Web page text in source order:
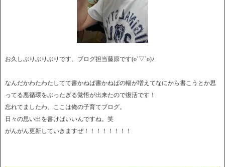
お久しぶりぶりぶりです、ブログ担当藤原です(o´▽`o)ﾉ
なんだかわたわたしてて書かねば書かねばの幅が増えてなにから書こうとか思
ってる悪循環をぶったぎる覚悟が出来たので復活です！
忘れてましたわ、ここは俺の子育てブログ。
日々の思い出を書けばいいんですね。笑
がんがん更新していきますぜ！！！！！！！！